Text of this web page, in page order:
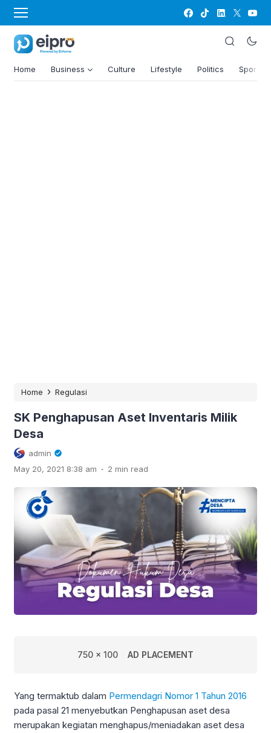
Home Business Culture Lifestyle Politics Sports
Home › Regulasi
SK Penghapusan Aset Inventaris Milik
Desa
admin
May 20, 2021 8:38 am . 2 min read
750 x 100 AD PLACEMENT
Yang termaktub dalam Permendagri Nomor 1 Tahun 2016
pada pasal 21 menyebutkan Penghapusan aset desa
merupakan kegiatan menghapus/meniadakan aset desa